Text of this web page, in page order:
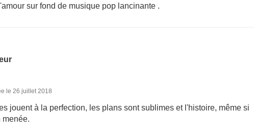
sur fond de musique pop lancinante .
le 26 juillet 2018
jouent à la perfection, les plans sont sublimes et l'histoire, même si
menée.